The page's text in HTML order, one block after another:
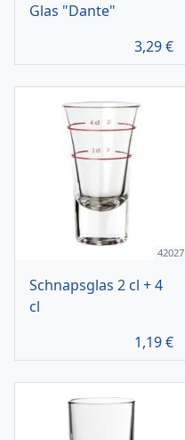
Glas "Dante"
3,29€
42027
Schnapsglas 2 cl + 4
cl
1,19€